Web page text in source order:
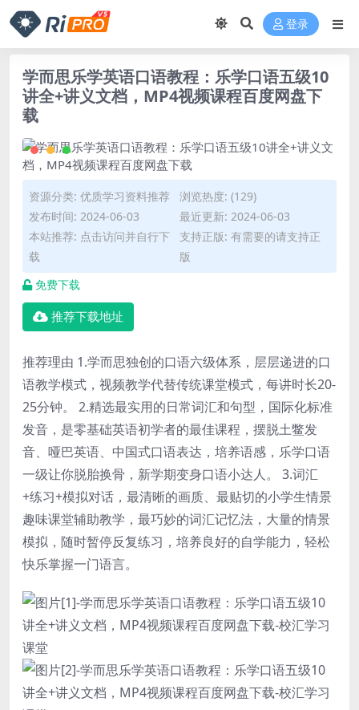
登录
学而思乐学英语口语教程：乐学口语五级10
讲全+讲义文档，MP4视频课程百度网盘下
载
资源分类: 优质学习资料推荐
浏览热度: (129)
发布时间: 2024-06-03
最近更新: 2024-06-03
本站推荐: 点击访问并自行下
载
支持正版: 有需要的请支持正
版
免费下载
推荐下载地址
推荐理由 1.学而思独创的口语六级体系，层层递进的口
语教学模式，视频教学代替传统课堂模式，每讲时长20-
25分钟。 2.精选最实用的日常词汇和句型，国际化标准
发音，是零基础英语初学者的最佳课程，摆脱土鳖发
音、哑巴英语、中国式口语表达，培养语感，乐学口语
一级让你脱胎换骨，新学期变身口语小达人。 3.词汇
+练习+模拟对话，最清晰的画质、最贴切的小学生情景
趣味课堂辅助教学，最巧妙的词汇记忆法，大量的情景
模拟，随时暂停反复练习，培养良好的自学能力，轻松
快乐掌握一门语言。